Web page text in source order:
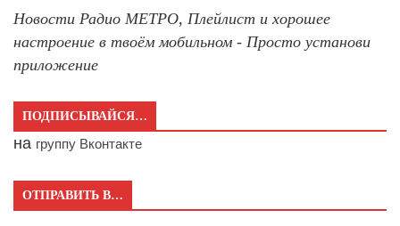
Новости Радио МЕТРО, Плейлист и хорошее
настроение в твоём мобильном - Просто установи
приложение
ПОДПИСЫВАЙСЯ…
на группу Вконтакте
ОТПРАВИТЬ В…